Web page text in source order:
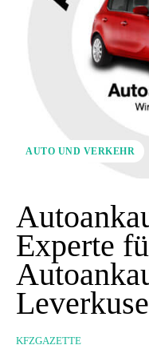
AUTO UND VERKEHR
Experte
KFZGAZETTE